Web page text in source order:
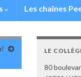
Les chaînes
LE
80